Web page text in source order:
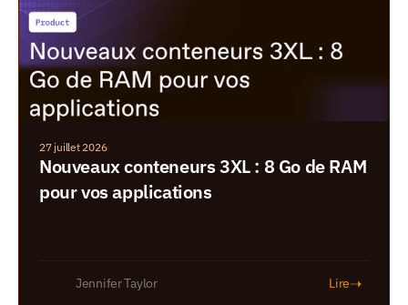
27 juillet 2026
Nouveaux conteneurs 3XL : 8 Go de RAM
pour vos applications
Jennifer Taylor Lire➝